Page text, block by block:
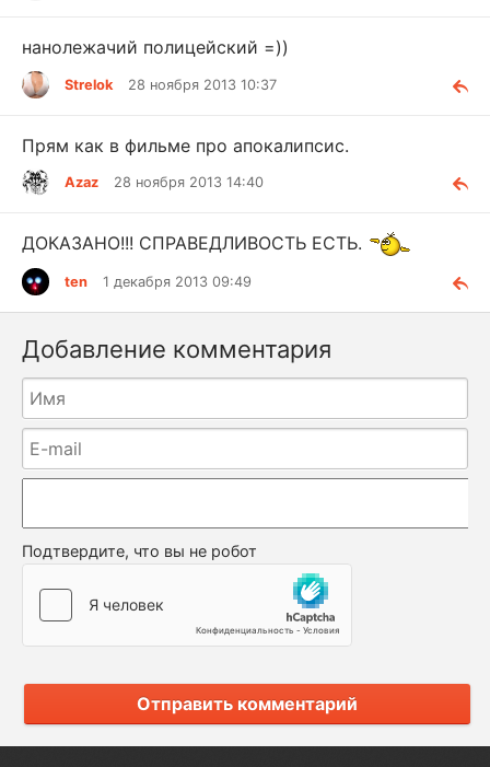
нанолежачий полицейский =))
Strelok 28 ноября 2013 10:37
Прям как в фильме про апокалипсис.
Azaz 28 ноября 2013 14:40
ДОКАЗАНО!!! СПРАВЕДЛИВОСТЬ ЕСТЬ.
ten 1 декабря 2013 09:49
Добавление комментария
Подтвердите, что вы не робот
Отправить комментарий